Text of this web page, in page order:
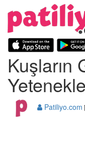
Kuşların
Patiliyo.com